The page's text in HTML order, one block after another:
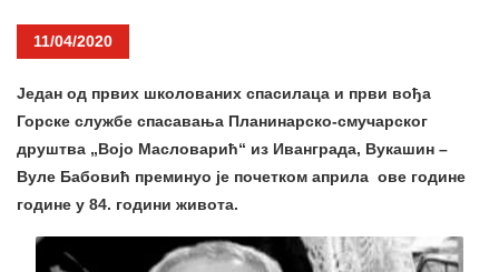
11/04/2020
Један од првих школованих спасилаца и први вођа
Горске службе спасавања Планинарско-смучарског
друштва „Војо Масловарић“ из Иванграда, Вукашин –
Вулe Бабовић преминуо је почетком априла ове године
године у 84. години живота.